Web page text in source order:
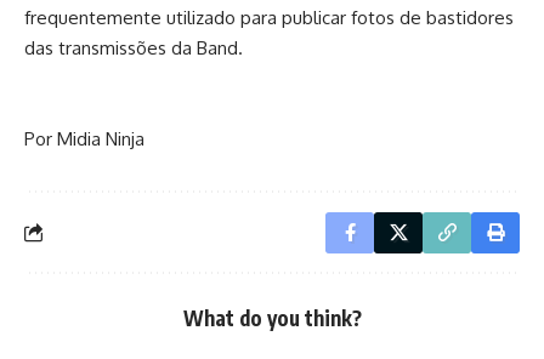
frequentemente utilizado para publicar fotos de bastidores
das transmissões da Band.
Por Midia Ninja
What do you think?